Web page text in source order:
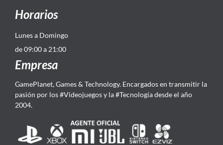
Horarios
Lunes a Domingo
de 09:00 a 21:00
Empresa
GamePlanet, Games & Technology. Encargados en transmitir la
pasión por los #Videojuegos y la #Tecnología desde el año
2004.